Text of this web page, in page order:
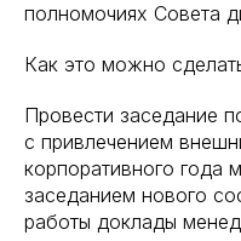
полномочиях Совета
Как это можно
Провести заседание
с привлечением
корпоративного года
заседанием нового
работы доклады